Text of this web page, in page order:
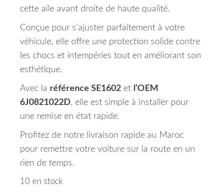
cette aile avant droite de haute qualité.
Conçue pour s’ajuster parfaitement à votre
véhicule, elle offre une protection solide contre
les chocs et intempéries tout en améliorant son
esthétique.
Avec la référence SE1602 et l’OEM
6J0821022D, elle est simple à installer pour
une remise en état rapide.
Profitez de notre livraison rapide au Maroc
pour remettre votre voiture sur la route en un
rien de temps.
10 en stock